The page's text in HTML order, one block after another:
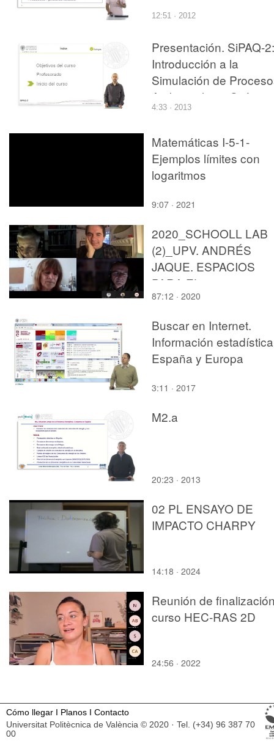
12:51 · 2012
Presentación. SiPAQ-2:
Introducción a la
Simulación de
Ambientales y
con Matlab¿ y Scilab¿
4:33 · 2013
Matemáticas I-5-1-
Ejemplos límites con
logaritmos
9:07 · 2021
2020_SCHOOLL LAB
(2)_UPV. ANDRÉS
JAQUE. ESPACIOS
PARA EL
APRENDIZAJE,
SALUD.
87:12 · 2020
Buscar en Internet.
Información estadística
España y Europa
3:11 · 2017
M2.a
20:23 · 2013
02 PL ENSAYO DE
IMPACTO CHARPY
14:18 · 2024
Reunión de
curso HEC-RAS 2D
24:56 · 2022
Cómo llegar I Planos I Contacto
Universitat Politècnica de València © 2020 · Tel. (+34) 96 387 70
00